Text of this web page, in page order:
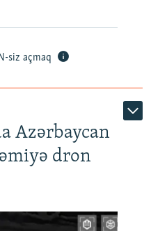
siz açmaq
Azərbaycan
dron